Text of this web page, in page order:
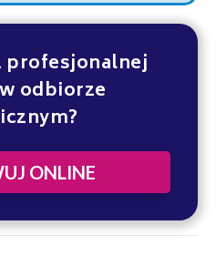
profesjonalnej
odbiorze
ONLINE